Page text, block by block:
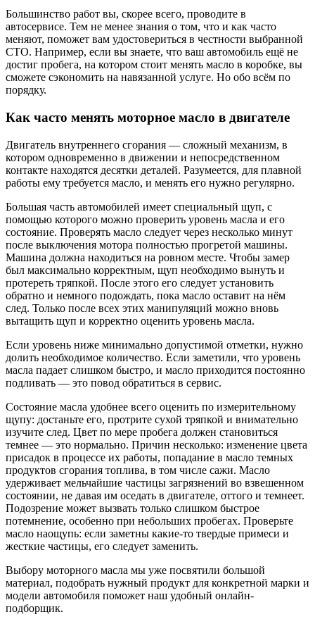
Большинство работ вы, скорее всего, проводите в
автосервисе. Тем не менее знания о том, что и как часто
меняют, поможет вам удостовериться в честности выбранной
СТО. Например, если вы знаете, что ваш автомобиль ещё не
достиг пробега, на котором стоит менять масло в коробке, вы
сможете сэкономить на навязанной услуге. Но обо всём по
порядку.
Как часто менять моторное масло в двигателе
Двигатель внутреннего сгорания — сложный механизм, в
котором одновременно в движении и непосредственном
контакте находятся десятки деталей. Разумеется, для плавной
работы ему требуется масло, и менять его нужно регулярно.
Большая часть автомобилей имеет специальный щуп, с
помощью которого можно проверить уровень масла и его
состояние. Проверять масло следует через несколько минут
после выключения мотора полностью прогретой машины.
Машина должна находиться на ровном месте. Чтобы замер
был максимально корректным, щуп необходимо вынуть и
протереть тряпкой. После этого его следует установить
обратно и немного подождать, пока масло оставит на нём
след. Только после всех этих манипуляций можно вновь
вытащить щуп и корректно оценить уровень масла.
Если уровень ниже минимально допустимой отметки, нужно
долить необходимое количество. Если заметили, что уровень
масла падает слишком быстро, и масло приходится постоянно
подливать — это повод обратиться в сервис.
Состояние масла удобнее всего оценить по измерительному
щупу: достаньте его, протрите сухой тряпкой и внимательно
изучите след. Цвет по мере пробега должен становиться
темнее — это нормально. Причин несколько: изменение цвета
присадок в процессе их работы, попадание в масло темных
продуктов сгорания топлива, в том числе сажи. Масло
удерживает мельчайшие частицы загрязнений во взвешенном
состоянии, не давая им оседать в двигателе, оттого и темнеет.
Подозрение может вызвать только слишком быстрое
потемнение, особенно при небольших пробегах. Проверьте
масло наощупь: если заметны какие-то твердые примеси и
жесткие частицы, его следует заменить.
Выбору моторного масла мы уже посвятили большой
материал, подобрать нужный продукт для конкретной марки и
модели автомобиля поможет наш удобный онлайн-
подборщик.